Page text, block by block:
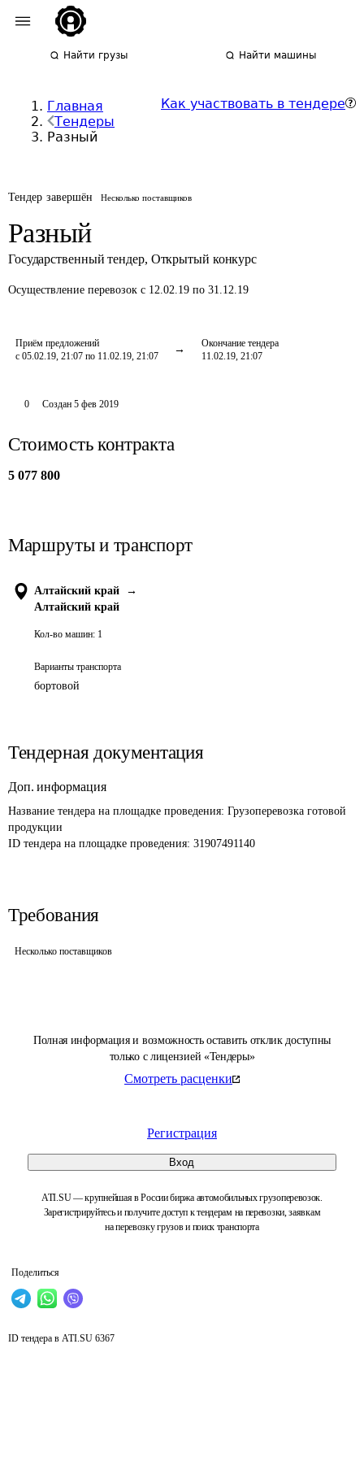
Найти грузы Найти машины
Главная
Тендеры
Разный
Как участвовать в тендере
Тендер завершён Несколько поставщиков
Разный
Государственный тендер, Открытый конкурс
Осуществление перевозок с 12.02.19 по 31.12.19
Приём предложений
с 05.02.19, 21:07 по 11.02.19, 21:07
Окончание тендера
11.02.19, 21:07
Полная информация и возможность оставить отклик доступны
только с лицензией «Тендеры»
Смотреть расценки
Регистрация
Вход
ATI.SU — крупнейшая в России биржа автомобильных грузоперевозок.
Зарегистрируйтесь и получите доступ к тендерам на перевозки, заявкам
на перевозку грузов и поиск транспорта
Поделиться
0 Создан 5 фев 2019
Стоимость контракта
5 077 800
Маршруты и транспорт
Алтайский край
→
Алтайский край
Кол-во машин: 1
Варианты транспорта
бортовой
Тендерная документация
Доп. информация
Название тендера на площадке проведения: Грузоперевозка готовой
продукции
ID тендера на площадке проведения: 31907491140
Требования
Несколько поставщиков
ID тендера в ATI.SU 6367